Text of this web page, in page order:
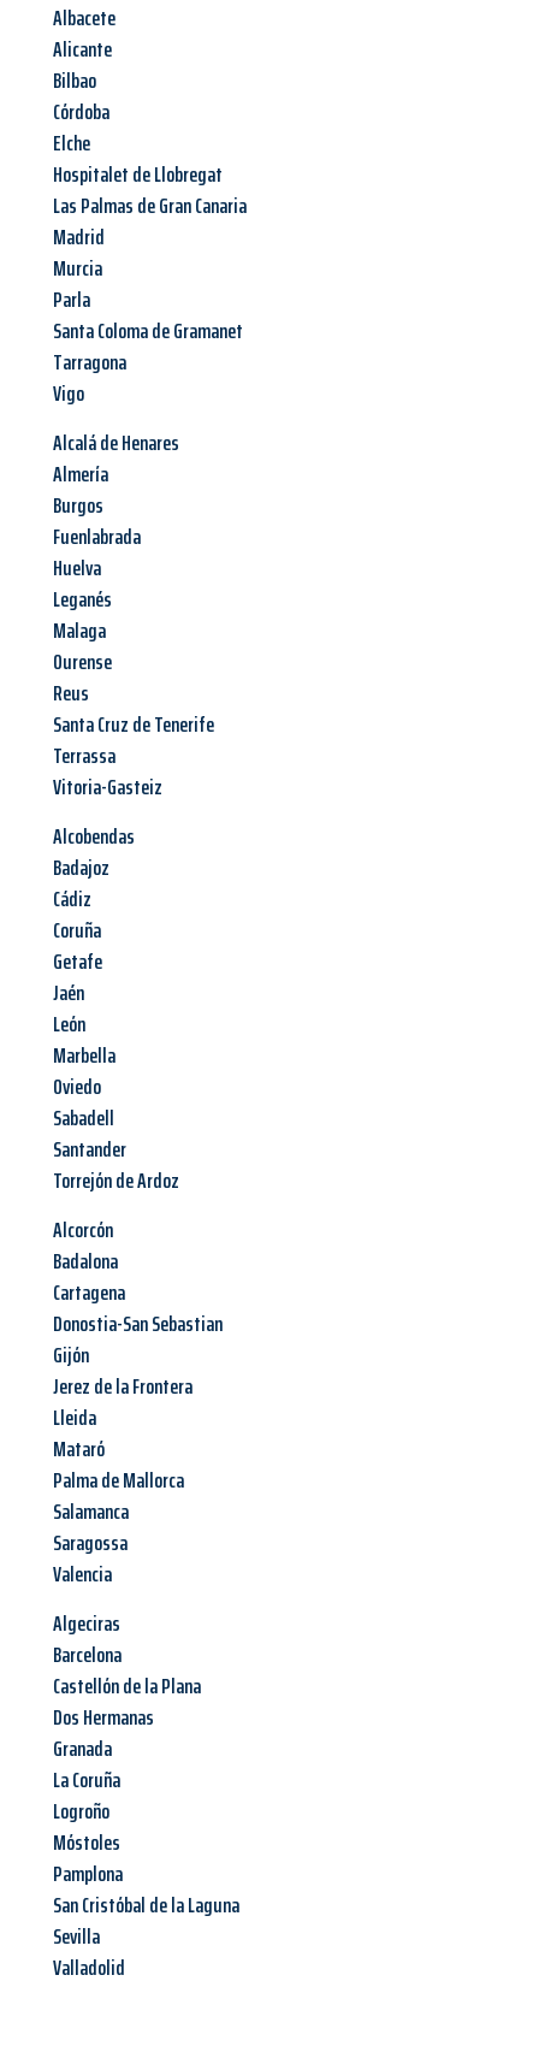
Albacete
Alicante
Bilbao
Córdoba
Elche
Hospitalet de Llobregat
Las Palmas de Gran Canaria
Madrid
Murcia
Parla
Santa Coloma de Gramanet
Tarragona
Vigo
Alcalá de Henares
Almería
Burgos
Fuenlabrada
Huelva
Leganés
Malaga
Ourense
Reus
Santa Cruz de Tenerife
Terrassa
Vitoria-Gasteiz
Alcobendas
Badajoz
Cádiz
Coruña
Getafe
Jaén
León
Marbella
Oviedo
Sabadell
Santander
Torrejón de Ardoz
Alcorcón
Badalona
Cartagena
Donostia-San Sebastian
Gijón
Jerez de la Frontera
Lleida
Mataró
Palma de Mallorca
Salamanca
Saragossa
Valencia
Algeciras
Barcelona
Castellón de la Plana
Dos Hermanas
Granada
La Coruña
Logroño
Móstoles
Pamplona
San Cristóbal de la Laguna
Sevilla
Valladolid